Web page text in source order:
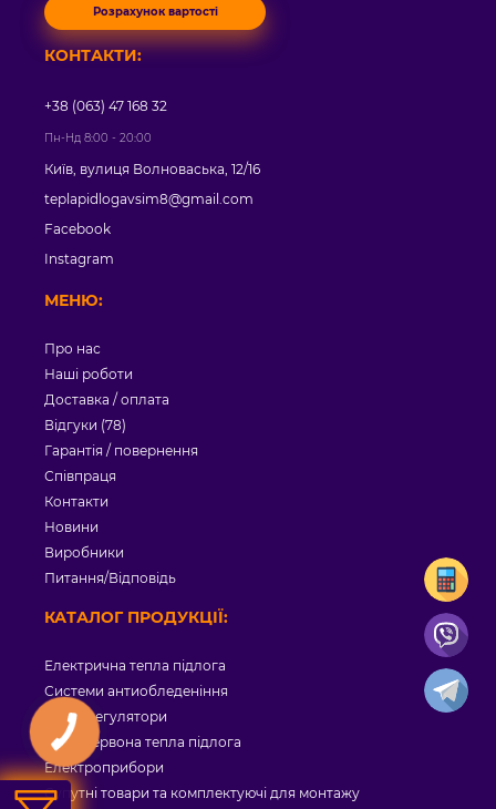
Розрахунок вартості
МЕНЮ:
Про нас
Наші роботи
Доставка / оплата
Відгуки (78)
Гарантія / повернення
Співпраця
Контакти
Новини
Виробники
Питання/Відповідь
КАТАЛОГ ПРОДУКЦІЇ:
Електрична тепла підлога
Системи антиобледеніння
Терморегулятори
Інфрачервона тепла підлога
Електроприбори
Супутні товари та комплектуючі для монтажу
КОНТАКТИ:
+38 (063) 47 168 32
Пн-Нд 8:00 - 20:00
Київ, вулиця Волноваська, 12/16
teplapidlogavsim8@gmail.com
Facebook
Instagram